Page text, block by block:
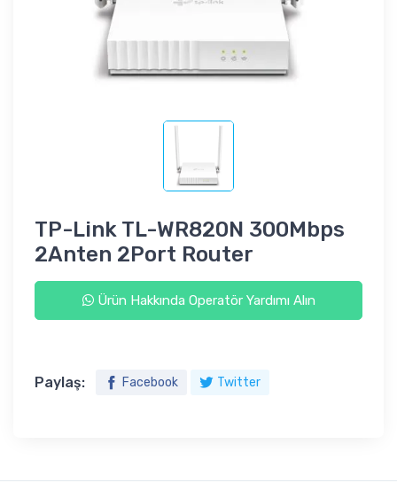
TP-Link TL-WR820N 300Mbps
2Anten 2Port Router
Ürün Hakkında Operatör Yardımı Alın
Paylaş: Facebook Twitter